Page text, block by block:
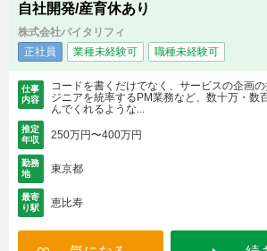
自社開発/産育休あり
株式会社バイタリフィ
正社員
業種未経験可 職種未経験可
仕事
内容
コードを書くだけでなく、サービスの企画
ジニアを統率するPM業務など、数十万・数
んでくれるような...
推定
年収
250万円〜400万円
勤務
地
東京都
最寄
り駅
恵比寿